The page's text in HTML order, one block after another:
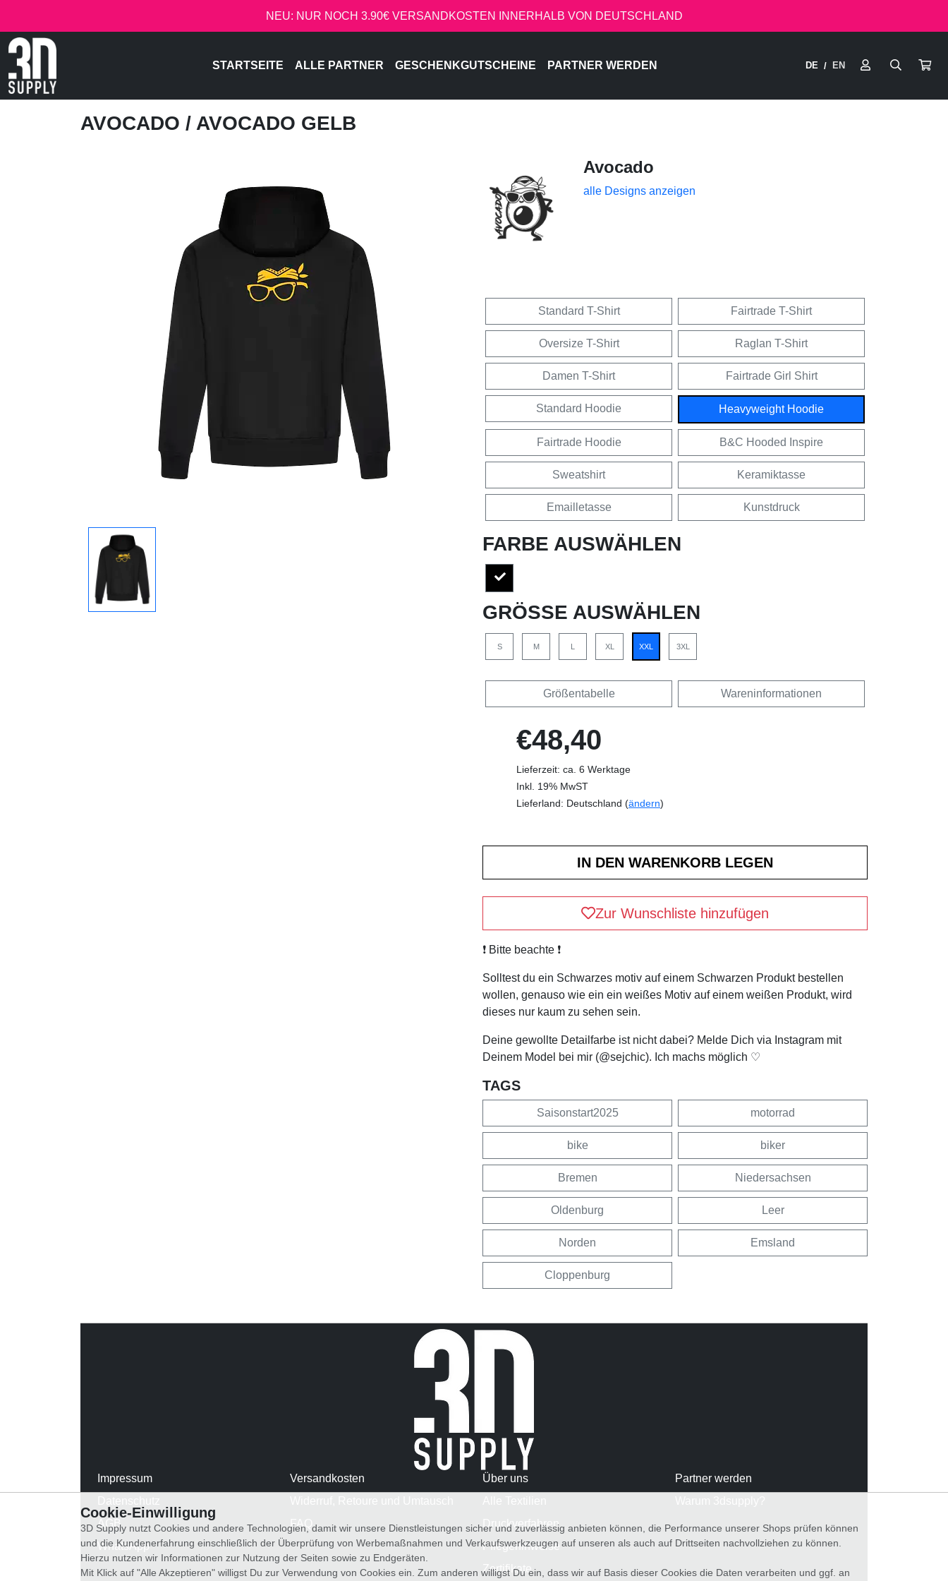
NEU: NUR NOCH 3.90€ VERSANDKOSTEN INNERHALB VON DEUTSCHLAND
STARTSEITE ALLE PARTNER GESCHENKGUTSCHEINE PARTNER WERDEN DE / EN
AVOCADO / AVOCADO GELB
Avocado
alle Designs anzeigen
Standard T-Shirt Fairtrade T-Shirt
Oversize T-Shirt Raglan T-Shirt
Damen T-Shirt Fairtrade Girl Shirt
Standard Hoodie Heavyweight Hoodie
Fairtrade Hoodie B&C Hooded Inspire
Sweatshirt Keramiktasse
Emailletasse Kunstdruck
FARBE AUSWÄHLEN
GRÖSSE AUSWÄHLEN
S M L XL XXL 3XL
Größentabelle Wareninformationen
€48,40
Lieferzeit: ca. 6 Werktage
Inkl. 19% MwST
Lieferland: Deutschland (ändern)
Zur Wunschliste hinzufügen
❗️ Bitte beachte ❗️
Solltest du ein Schwarzes motiv auf einem Schwarzen Produkt bestellen
wollen, genauso wie ein ein weißes Motiv auf einem weißen Produkt, wird
dieses nur kaum zu sehen sein.
Deine gewollte Detailfarbe ist nicht dabei? Melde Dich via Instagram mit
Deinem Model bei mir (@sejchic). Ich machs möglich ♡
TAGS
Saisonstart2025 motorrad
bike biker
Bremen Niedersachsen
Oldenburg Leer
Norden Emsland
Cloppenburg
Impressum
AGB
WhatsApp
Versandkosten
FAQ
Über uns
Druckverfahren
Pflegehinweise
Zertifikate
Partner werden
Cookie-Einwilligung
3D Supply nutzt Cookies und andere Technologien, damit wir unsere Dienstleistungen sicher und zuverlässig anbieten können, die Performance unserer Shops prüfen können
und die Kundenerfahrung einschließlich der Überprüfung von Werbemaßnahmen und Verkaufswerkzeugen auf unseren als auch auf Drittseiten nachvollziehen zu können.
Hierzu nutzen wir Informationen zur Nutzung der Seiten sowie zu Endgeräten.
Mit Klick auf "Alle Akzeptieren" willigst Du zur Verwendung von Cookies ein. Zum anderen willigst Du ein, dass wir auf Basis dieser Cookies die Daten verarbeiten und ggf. an